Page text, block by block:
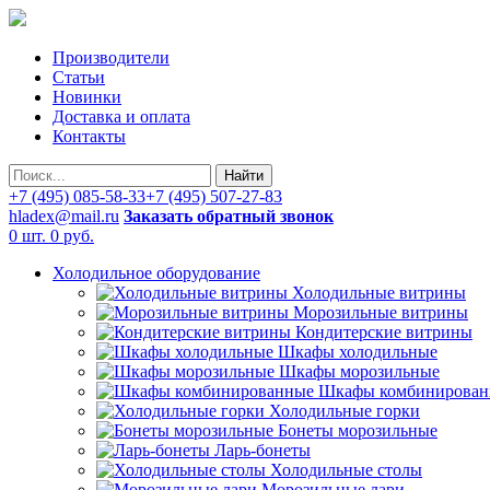
Производители
Статьи
Новинки
Доставка и оплата
Контакты
Найти
+7 (495) 085-58-33+7 (495) 507-27-83
hladex@mail.ru Заказать обратный звонок
0 шт. 0 руб.
Холодильное оборудование
Холодильные витрины
Морозильные витрины
Кондитерские витрины
Шкафы холодильные
Шкафы морозильные
Шкафы
Холодильные горки
Бонеты морозильные
Ларь-бонеты
Холодильные столы